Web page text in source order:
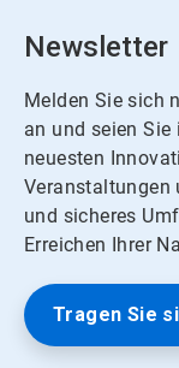
Newsletter
Melden Sie sich
an und seien
neuesten
Veranstaltungen
und sicheres
Erreichen Ihrer
Tragen Sie